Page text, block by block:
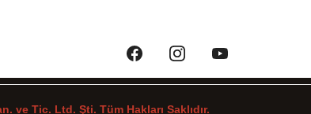
ve Tic. Ltd. Şti. Tüm Hakları Saklıdır.